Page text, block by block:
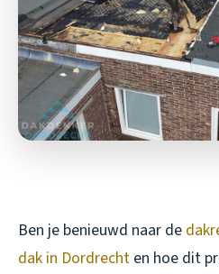
Ben je benieuwd naar de
dak in Dordrecht en hoe dit